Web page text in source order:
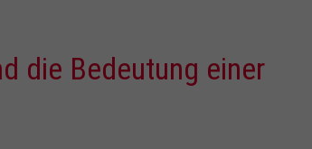
die Bedeutung einer